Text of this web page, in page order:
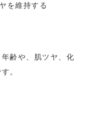
を維持する
齢や、肌ツヤ、化
。